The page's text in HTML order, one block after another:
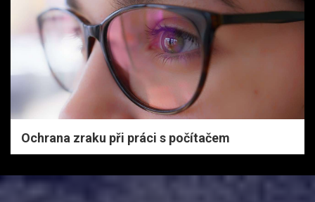
Ochrana zraku při práci s počítačem